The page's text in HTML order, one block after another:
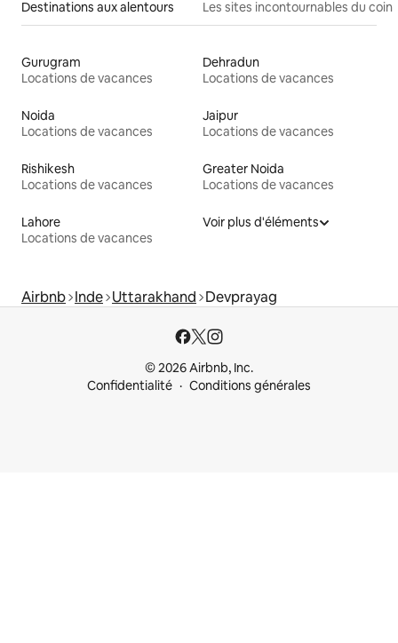
Destinations aux alentours Les sites incontournables du coin
Gurugram
Locations de vacances
Dehradun
Locations de vacances
Noida
Locations de vacances
Jaipur
Locations de vacances
Rishikesh
Locations de vacances
Greater Noida
Locations de vacances
Lahore
Locations de vacances
Voir plus d'éléments
Airbnb Inde Uttarakhand Devprayag
© 2026 Airbnb, Inc.
Confidentialité
Conditions générales